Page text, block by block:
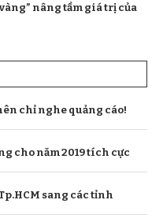
nâng tầm giá trị của
chỉ nghe quảng cáo!
cho năm 2019 tích cực
sang các tỉnh